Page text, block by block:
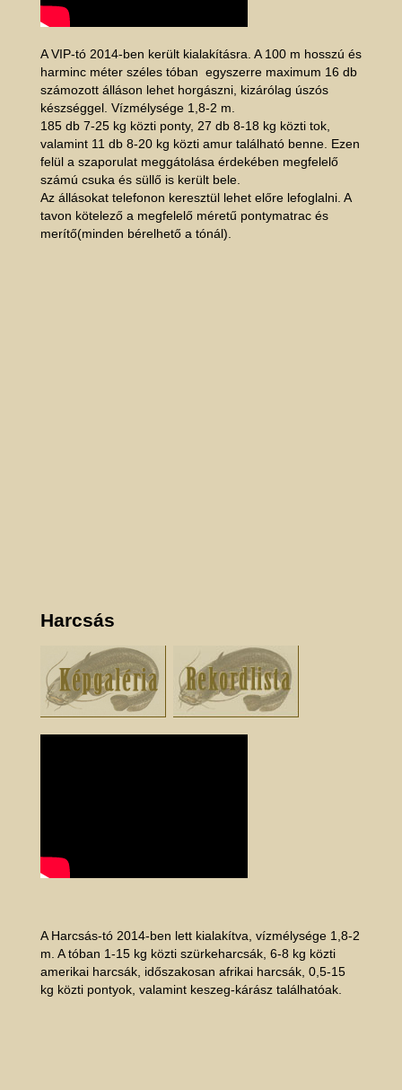
A VIP-tó 2014-ben került kialakításra. A 100 m hosszú és
harminc méter széles tóban egyszerre maximum 16 db
számozott álláson lehet horgászni, kizárólag úszós
készséggel. Vízmélysége 1,8-2 m.
185 db 7-25 kg közti ponty, 27 db 8-18 kg közti tok,
valamint 11 db 8-20 kg közti amur található benne. Ezen
felül a szaporulat meggátolása érdekében megfelelő
számú csuka és süllő is került bele.
Az állásokat telefonon keresztül lehet előre lefoglalni. A
tavon kötelező a megfelelő méretű pontymatrac és
merítő(minden bérelhető a tónál).
Harcsás
A Harcsás-tó 2014-ben lett kialakítva, vízmélysége 1,8-2
m. A tóban 1-15 kg közti szürkeharcsák, 6-8 kg közti
amerikai harcsák, időszakosan afrikai harcsák, 0,5-15
kg közti pontyok, valamint keszeg-kárász találhatóak.